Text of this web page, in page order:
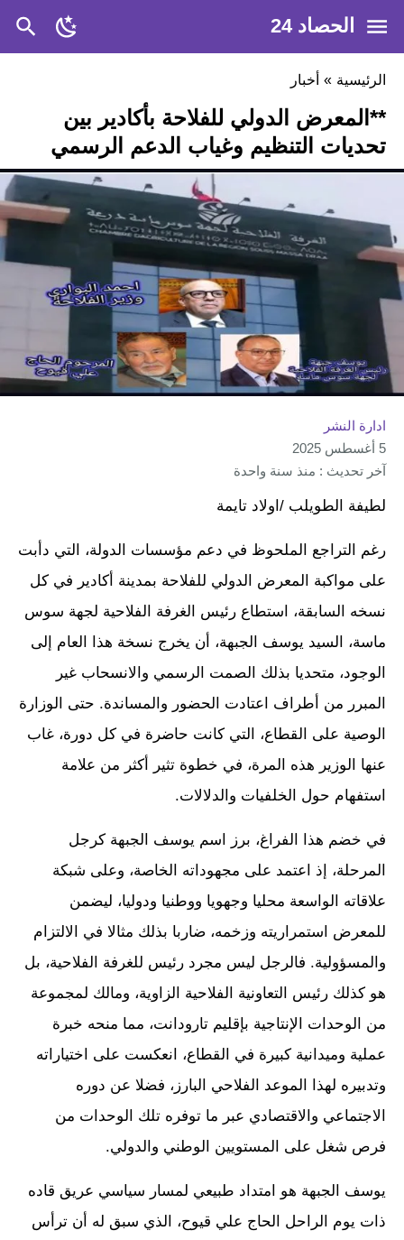
الحصاد 24
الرئيسية » أخبار
**المعرض الدولي للفلاحة بأكادير بين
تحديات التنظيم وغياب الدعم الرسمي
ادارة النشر
5 أغسطس 2025
آخر تحديث : منذ سنة واحدة
لطيفة الطويلب /اولاد تايمة
رغم التراجع الملحوظ في دعم مؤسسات الدولة، التي دأبت
على مواكبة المعرض الدولي للفلاحة بمدينة أكادير في كل
نسخه السابقة، استطاع رئيس الغرفة الفلاحية لجهة سوس
ماسة، السيد يوسف الجبهة، أن يخرج نسخة هذا العام إلى
الوجود، متحديا بذلك الصمت الرسمي والانسحاب غير
المبرر من أطراف اعتادت الحضور والمساندة. حتى الوزارة
الوصية على القطاع، التي كانت حاضرة في كل دورة، غاب
عنها الوزير هذه المرة، في خطوة تثير أكثر من علامة
استفهام حول الخلفيات والدلالات.
في خضم هذا الفراغ، برز اسم يوسف الجبهة كرجل
المرحلة، إذ اعتمد على مجهوداته الخاصة، وعلى شبكة
علاقاته الواسعة محليا وجهويا ووطنيا ودوليا، ليضمن
للمعرض استمراريته وزخمه، ضاربا بذلك مثالا في الالتزام
والمسؤولية. فالرجل ليس مجرد رئيس للغرفة الفلاحية، بل
هو كذلك رئيس التعاونية الفلاحية الزاوية، ومالك لمجموعة
من الوحدات الإنتاجية بإقليم تارودانت، مما منحه خبرة
عملية وميدانية كبيرة في القطاع، انعكست على اختياراته
وتدبيره لهذا الموعد الفلاحي البارز، فضلا عن دوره
الاجتماعي والاقتصادي عبر ما توفره تلك الوحدات من
فرص شغل على المستويين الوطني والدولي.
يوسف الجبهة هو امتداد طبيعي لمسار سياسي عريق قاده
ذات يوم الراحل الحاج علي قيوح، الذي سبق له أن ترأس